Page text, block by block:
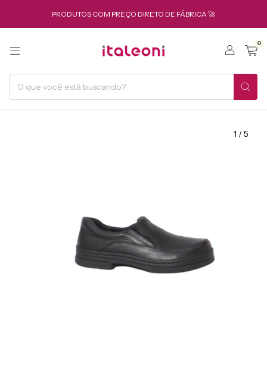
PRODUTOS COM PREÇO DIRETO DE FÁBRICA 🚀
0
1 /5